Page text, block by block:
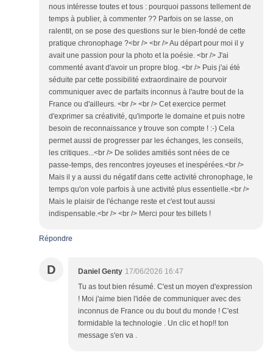
nous intéresse toutes et tous : pourquoi passons tellement de
temps à publier, à commenter ?? Parfois on se lasse, on
ralentit, on se pose des questions sur le bien-fondé de cette
pratique chronophage ?<br /> <br /> Au départ pour moi il y
avait une passion pour la photo et la poésie. <br /> J'ai
commenté avant d'avoir un propre blog. <br /> Puis j'ai été
séduite par cette possibilité extraordinaire de pourvoir
communiquer avec de parfaits inconnus à l'autre bout de la
France ou d'ailleurs. <br /> <br /> Cet exercice permet
d'exprimer sa créativité, qu'importe le domaine et puis notre
besoin de reconnaissance y trouve son compte ! :-) Cela
permet aussi de progresser par les échanges, les conseils,
les critiques...<br /> De solides amitiés sont nées de ce
passe-temps, des rencontres joyeuses et inespérées.<br />
Mais il y a aussi du négatif dans cette activité chronophage, le
temps qu'on vole parfois à une activité plus essentielle.<br />
Mais le plaisir de l'échange reste et c'est tout aussi
indispensable.<br /> <br /> Merci pour tes billets !
Répondre
D Daniel Genty 17/06/2026 16:47
Tu as tout bien résumé. C'est un moyen d'expression
! Moi j'aime bien l'idée de communiquer avec des
inconnus de France ou du bout du monde ! C'est
formidable la technologie . Un clic et hop!! ton
message s'en va .